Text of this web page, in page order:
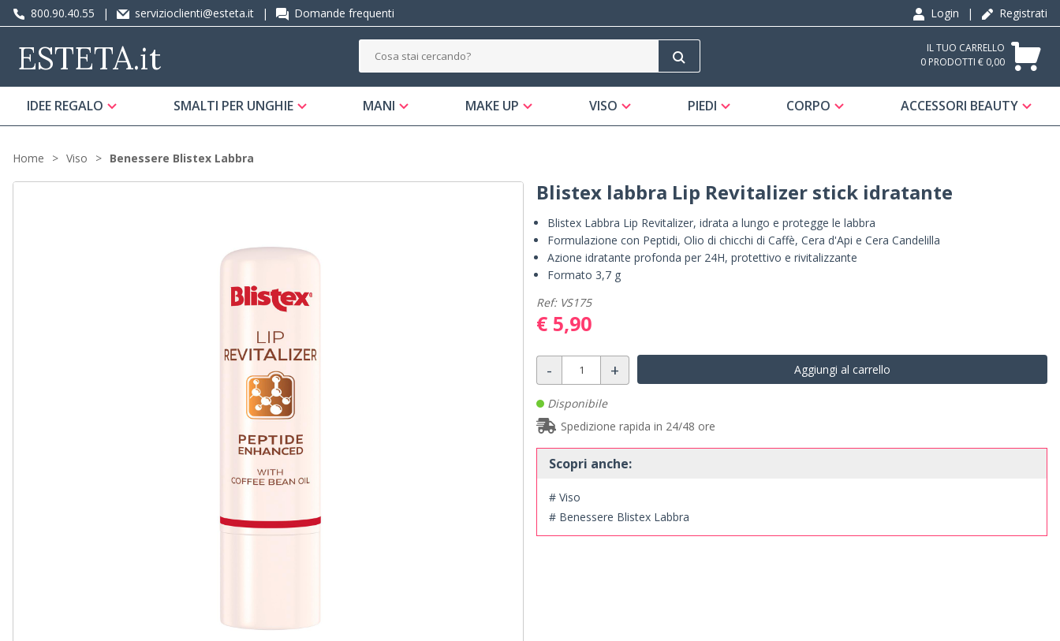
800.90.40.55 | servizioclienti@esteta.it | Domande frequenti Login | Registrati
ESTETA.it
IL TUO CARRELLO
0 PRODOTTI € 0,00
IDEE REGALO SMALTI PER UNGHIE MANI MAKE UP VISO PIEDI CORPO ACCESSORI BEAUTY
Home Viso Benessere Blistex Labbra
Blistex labbra Lip Revitalizer stick idratante
Blistex Labbra Lip Revitalizer, idrata a lungo e protegge le labbra
Formulazione con Peptidi, Olio di chicchi di Caffè, Cera d'Api e Cera Candelilla
Azione idratante profonda per 24H, protettivo e rivitalizzante
Formato 3,7 g
Ref: VS175
€ 5,90
- + Aggiungi al carrello
Disponibile
Spedizione rapida in 24/48 ore
Scopri anche:
# Viso
# Benessere Blistex Labbra